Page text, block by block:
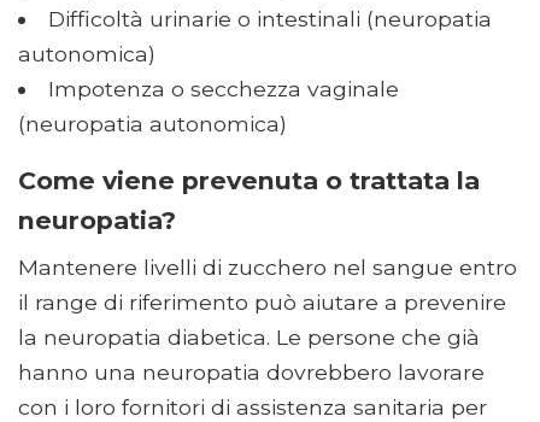
Difficoltà urinarie o intestinali (neuropatia
autonomica)
Impotenza o secchezza vaginale
(neuropatia autonomica)
Come viene prevenuta o trattata la
neuropatia?
Mantenere livelli di zucchero nel sangue entro
il range di riferimento può aiutare a prevenire
la neuropatia diabetica. Le persone che già
hanno una neuropatia dovrebbero lavorare
con i loro fornitori di assistenza sanitaria per